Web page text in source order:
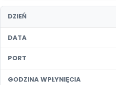
DZIEŃ
DATA
PORT
GODZINA WPŁYNIĘCIA